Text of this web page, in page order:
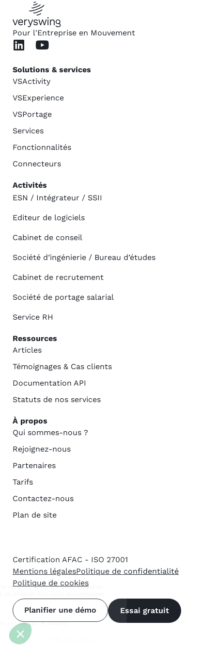
Pour l'Entreprise en Mouvement
Solutions & services
VSActivity
VSExperience
VSPortage
Services
Fonctionnalités
Connecteurs
Activités
ESN / Intégrateur / SSII
Editeur de logiciels
Cabinet de conseil
Société d’ingénierie / Bureau d’études
Cabinet de recrutement
Société de portage salarial
Service RH
Ressources
Articles
Témoignages & Cas clients
Documentation API
Statuts de nos services
À propos
Qui sommes-nous ?
Rejoignez-nous
Partenaires
Tarifs
Contactez-nous
Plan de site
Certification AFAC - ISO 27001
Mentions légalesPolitique de confidentialité
Politique de cookies
Planifier une démo Essai gratuit